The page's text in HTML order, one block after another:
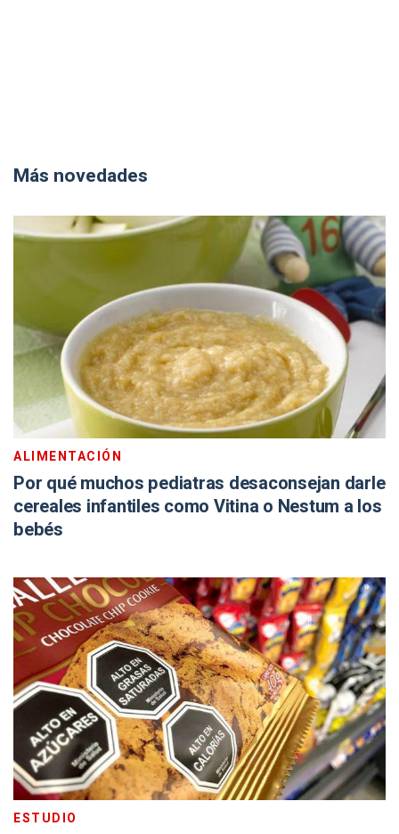
Más novedades
ALIMENTACIÓN
Por qué muchos pediatras desaconsejan darle
cereales infantiles como Vitina o Nestum a los
bebés
ESTUDIO